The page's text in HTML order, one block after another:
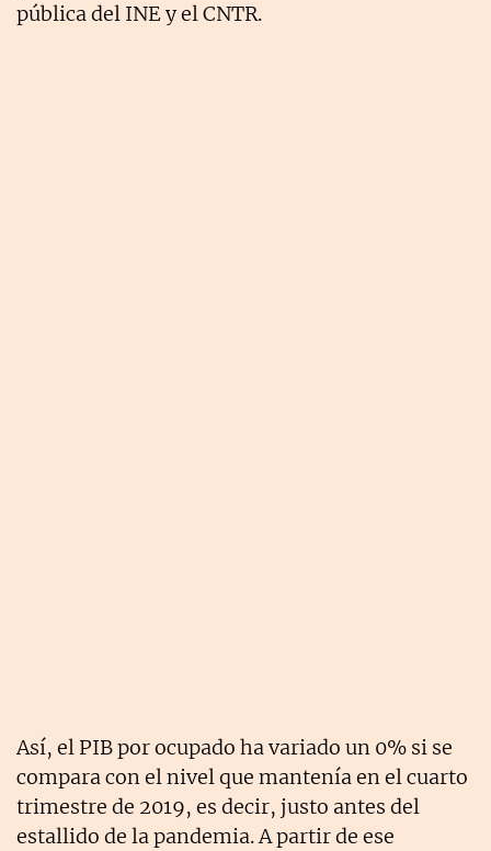
pública del INE y el CNTR.
Así, el PIB por ocupado ha variado un 0% si se
compara con el nivel que mantenía en el cuarto
trimestre de 2019, es decir, justo antes del
estallido de la pandemia. A partir de ese